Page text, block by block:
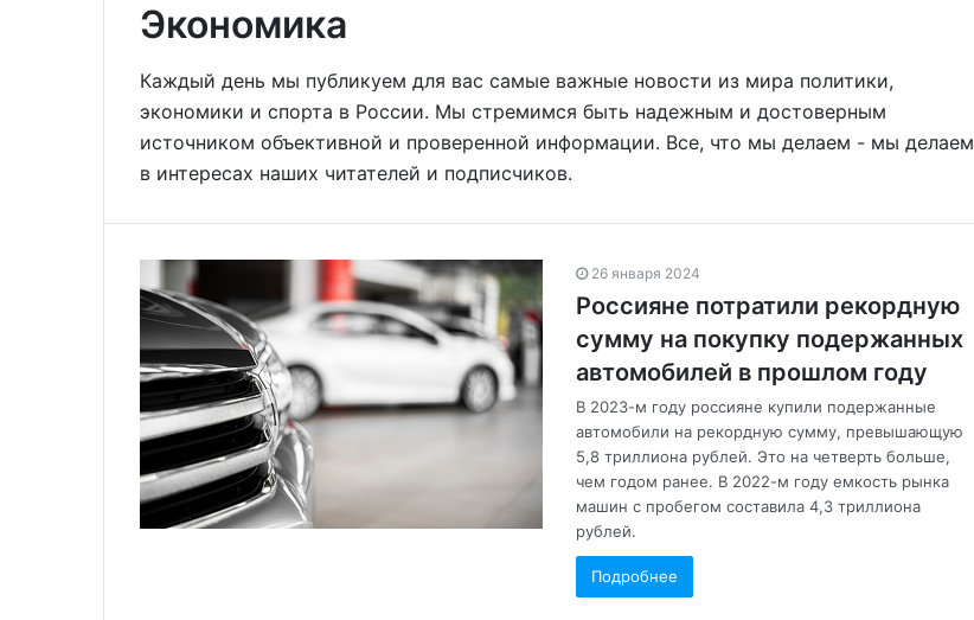
Экономика
Каждый день мы публикуем для вас самые важные новости из мира политики,
экономики и спорта в России. Мы стремимся быть надежным и достоверным
источником объективной и проверенной информации. Все, что мы делаем - мы делаем
в интересах наших читателей и подписчиков.
26 января 2024
Россияне потратили рекордную
сумму на покупку подержанных
автомобилей в прошлом году
В 2023-м году россияне купили подержанные
автомобили на рекордную сумму, превышающую
5,8 триллиона рублей. Это на четверть больше,
чем годом ранее. В 2022-м году емкость рынка
машин с пробегом составила 4,3 триллиона
рублей.
Подробнее